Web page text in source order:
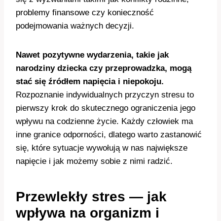
problemy finansowe czy konieczność
podejmowania ważnych decyzji.
Nawet pozytywne wydarzenia, takie jak
narodziny dziecka czy przeprowadzka, mogą
stać się źródłem napięcia i niepokoju.
Rozpoznanie indywidualnych przyczyn stresu to
pierwszy krok do skutecznego ograniczenia jego
wpływu na codzienne życie. Każdy człowiek ma
inne granice odporności, dlatego warto zastanowić
się, które sytuacje wywołują w nas największe
napięcie i jak możemy sobie z nimi radzić.
Przewlekły stres — jak
wpływa na organizm i